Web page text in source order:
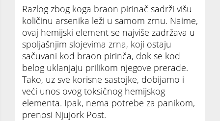
Razlog zbog koga braon pirinač sadrži višu
količinu arsenika leži u samom zrnu. Naime,
ovaj hemijski element se najviše zadržava u
spoljašnjim slojevima zrna, koji ostaju
sačuvani kod braon pirinča, dok se kod
belog uklanjaju prilikom njegove prerade.
Tako, uz sve korisne sastojke, dobijamo i
veći unos ovog toksičnog hemijskog
elementa. Ipak, nema potrebe za panikom,
prenosi Njujork Post.